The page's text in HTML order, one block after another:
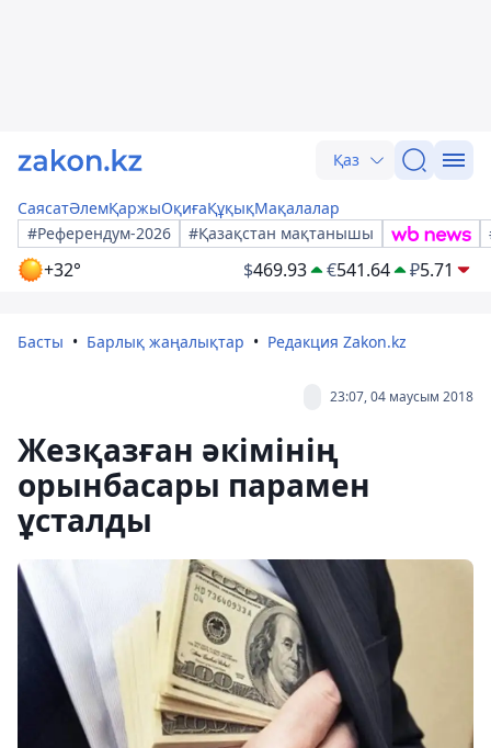
Қаз
СаясатӘлемҚаржыОқиғаҚұқықМақалалар
#Референдум-2026
#Қазақстан мақтанышы
+32° $469.93 €541.64 ₽5.71
Басты Барлық жаңалықтар Редакция Zakon.kz
23:07, 04 маусым 2018
Жезқазған әкiмiнiң
орынбасары парамен
ұсталды